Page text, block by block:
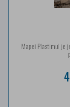
Mapei Plastimul je